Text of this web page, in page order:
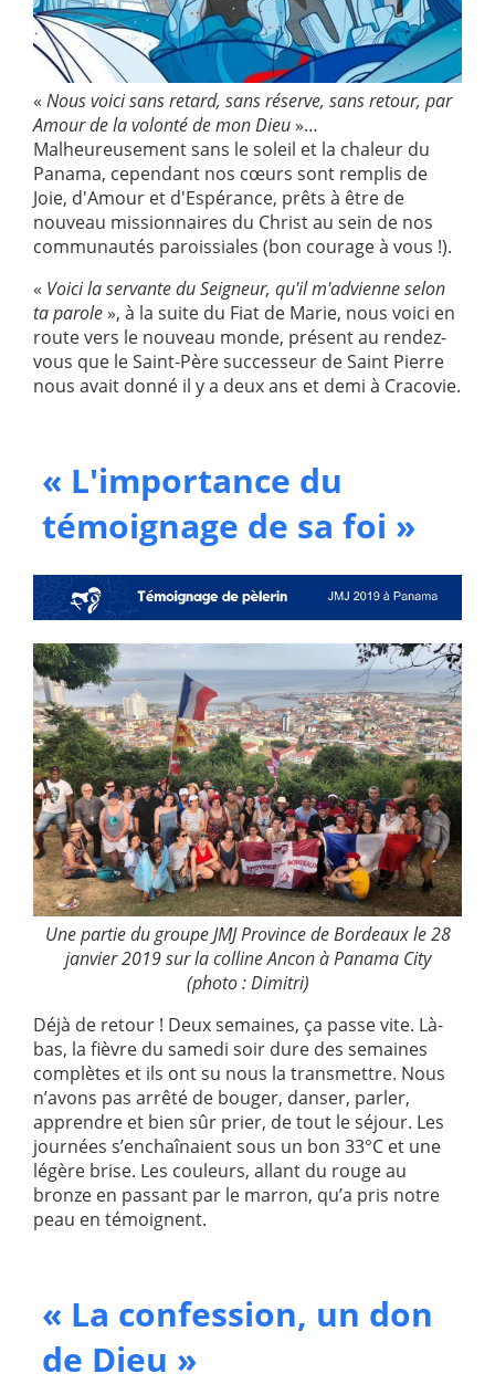
« Nous voici sans retard, sans réserve, sans retour, par
Amour de la volonté de mon Dieu»…
Malheureusement sans le soleil et la chaleur du
Panama, cependant nos cœurs sont remplis de
Joie, d'Amour et d'Espérance, prêts à être de
nouveau missionnaires du Christ au sein de nos
communautés paroissiales (bon courage à vous !).
« Voici la servante du Seigneur, qu'il m'advienne selon
ta parole», à la suite du Fiat de Marie, nous voici en
route vers le nouveau monde, présent au rendez-
vous que le Saint-Père successeur de Saint Pierre
nous avait donné il y a deux ans et demi à Cracovie.
« L'importance du
témoignage de sa foi »
Une partie du groupe JMJ Province de Bordeaux le 28
janvier 2019 sur la colline Ancon à Panama City
(photo : Dimitri)
Déjà de retour ! Deux semaines, ça passe vite. Là-
bas, la fièvre du samedi soir dure des semaines
complètes et ils ont su nous la transmettre. Nous
n’avons pas arrêté de bouger, danser, parler,
apprendre et bien sûr prier, de tout le séjour. Les
journées s’enchaînaient sous un bon 33°C et une
légère brise. Les couleurs, allant du rouge au
bronze en passant par le marron, qu’a pris notre
peau en témoignent.
« La confession, un don
de Dieu »